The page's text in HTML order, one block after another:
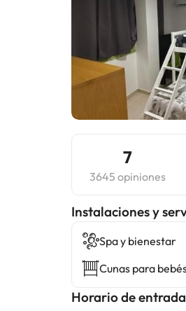
7
3645 opiniones
Instalaciones y
Spa y bienestar
Cunas para
Horario de